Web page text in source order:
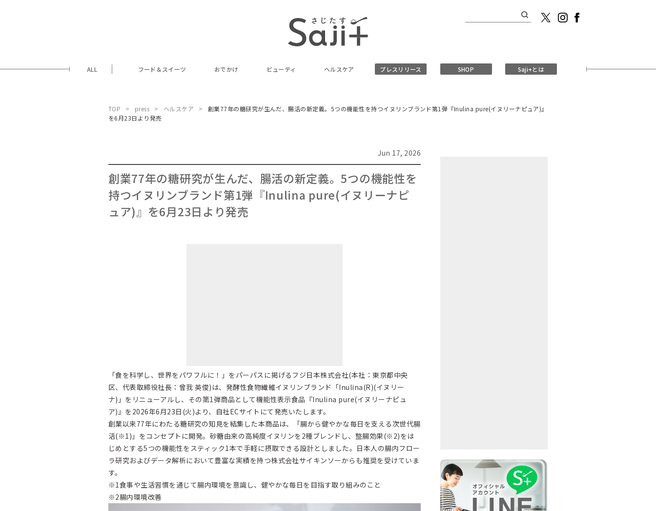
ALL フード＆スイーツ おでかけ ビューティ ヘルスケア プレスリリース SHOP Saji+とは
TOP press ヘルスケア
創業77年の糖研究が生んだ、腸活の新定義。5つの機能性を持つイヌリンブランド第1弾『Inulina pure(イヌリーナピュア)』
を6月23日より発売
Jun 17, 2026
創業77年の糖研究が生んだ、腸活の新定義。5つの機能性を
持つイヌリンブランド第1弾『Inulina pure(イヌリーナピ
ュア)』を6月23日より発売
「食を科学し、世界をパワフルに！」をパーパスに掲げるフジ日本株式会社(本社：東京都中央
区、代表取締役社長：曾我 英俊)は、発酵性食物繊維イヌリンブランド「Inulina(R)(イヌリー
ナ)」をリニューアルし、その第1弾商品として機能性表示食品『Inulina pure(イヌリーナピュ
ア)』を2026年6月23日(火)より、自社ECサイトにて発売いたします。
創業以来77年にわたる糖研究の知見を結集した本商品は、「腸から健やかな毎日を支える次世代腸
活(※1)」をコンセプトに開発。砂糖由来の高純度イヌリンを2種ブレンドし、整腸効果(※2)をは
じめとする5つの機能性をスティック1本で手軽に摂取できる設計としました。日本人の腸内フロー
ラ研究およびデータ解析において豊富な実績を持つ株式会社サイキンソーからも推奨を受けていま
す。
※1食事や生活習慣を通じて腸内環境を意識し、健やかな毎日を目指す取り組みのこと
※2腸内環境改善